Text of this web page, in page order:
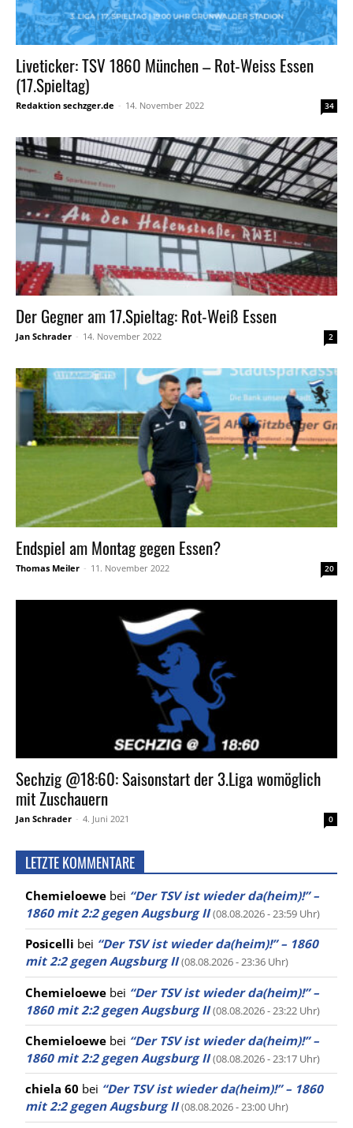
Liveticker: TSV 1860 München – Rot-Weiss Essen
(17.Spieltag)
Redaktion sechzger.de - 14. November 2022 34
Der Gegner am 17.Spieltag: Rot-Weiß Essen
Jan Schrader - 14. November 2022 2
Endspiel am Montag gegen Essen?
Thomas Meiler - 11. November 2022 20
Sechzig @18:60: Saisonstart der 3.Liga womöglich
mit Zuschauern
Jan Schrader - 4. Juni 2021 0
LETZTE KOMMENTARE
Chemieloewe bei “Der TSV ist wieder da(heim)!” –
1860 mit 2:2 gegen Augsburg II (08.08.2026 - 23:59 Uhr)
Posicelli bei “Der TSV ist wieder da(heim)!” – 1860
mit 2:2 gegen Augsburg II (08.08.2026 - 23:36 Uhr)
Chemieloewe bei “Der TSV ist wieder da(heim)!” –
1860 mit 2:2 gegen Augsburg II (08.08.2026 - 23:22 Uhr)
Chemieloewe bei “Der TSV ist wieder da(heim)!” –
1860 mit 2:2 gegen Augsburg II (08.08.2026 - 23:17 Uhr)
chiela 60 bei “Der TSV ist wieder da(heim)!” – 1860
mit 2:2 gegen Augsburg II (08.08.2026 - 23:00 Uhr)